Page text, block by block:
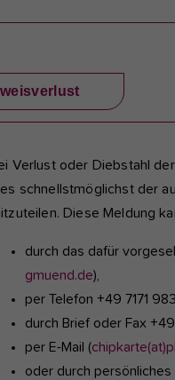
Verlust oder Diebstahl
schnellstmöglichst der
Diese Meldung
durch das dafür
gmuend.de),
per Telefon +49 7171
durch Brief oder Fax +49
per E-Mail (
oder durch